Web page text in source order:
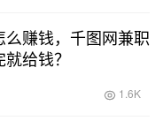
么赚钱，千图网兼职
给钱？
1.6K